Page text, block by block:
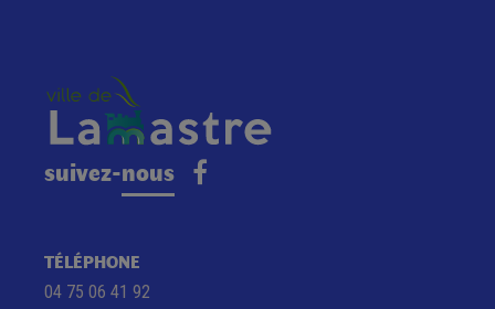
suivez-nous
TÉLÉPHONE
04 75 06 41 92